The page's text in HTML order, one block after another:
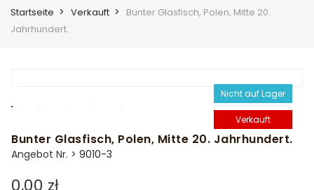
Startseite Verkauft
Bunter Glasfisch, Polen, Mitte 20.
Jahrhundert.
Nicht auf Lager
Verkauft
Bunter Glasfisch, Polen, Mitte 20. Jahrhundert.
Angebot Nr. > 9010-3
0,00 zł